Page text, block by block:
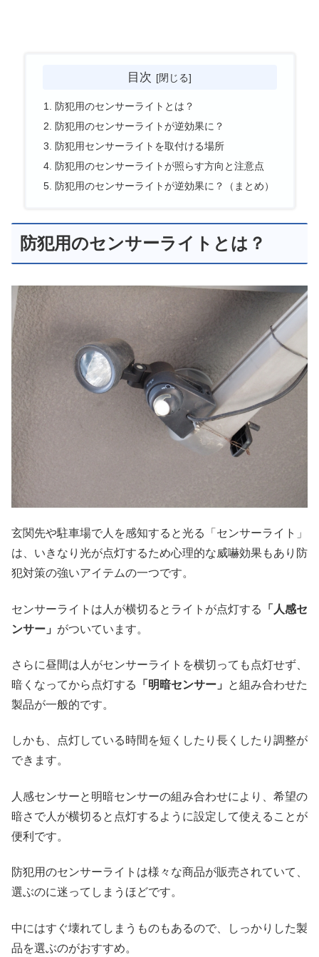
目次
防犯用のセンサーライトとは？
防犯用のセンサーライトが逆効果に？
防犯用センサーライトを取付ける場所
防犯用のセンサーライトが照らす方向と注意点
防犯用のセンサーライトが逆効果に？（まとめ）
防犯用のセンサーライトとは？
玄関先や駐車場で人を感知すると光る「センサーライト」
は、いきなり光が点灯するため心理的な威嚇効果もあり防
犯対策の強いアイテムの一つです。
センサーライトは人が横切るとライトが点灯する
「人感セ
ンサー」 がついています。
さらに昼間は人がセンサーライトを横切っても点灯せず、
暗くなってから点灯する
「明暗センサー」
と組み合わせた
製品が一般的です。
しかも、点灯している時間を短くしたり長くしたり調整が
できます。
人感センサーと明暗センサーの組み合わせにより、希望の
暗さで人が横切ると点灯するように設定して使えることが
便利です。
防犯用のセンサーライトは様々な商品が販売されていて、
選ぶのに迷ってしまうほどです。
中にはすぐ壊れてしまうものもあるので、しっかりした製
品を選ぶのがおすすめ。